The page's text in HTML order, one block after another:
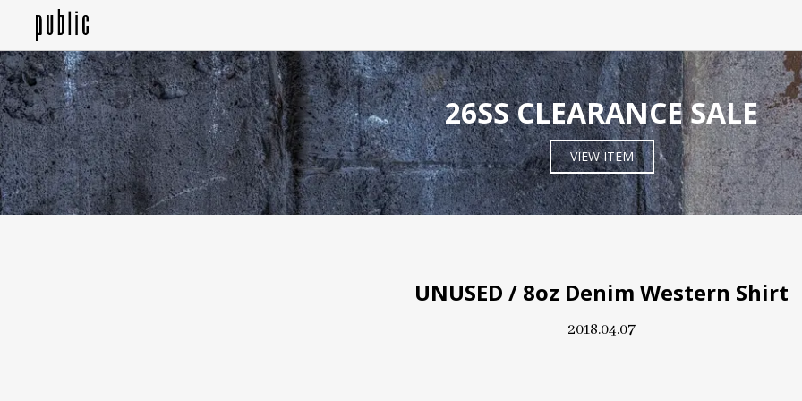
26SS CLEARANCE SALE
VIEW ITEM
UNUSED / 8oz Denim Western Shirt
2018.04.07